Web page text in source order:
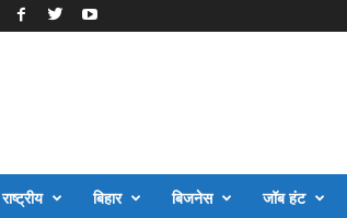
राष्ट्रीय बिहार बिजनेस जॉब हंट